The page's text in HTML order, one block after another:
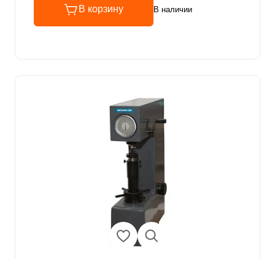
В корзину В наличии